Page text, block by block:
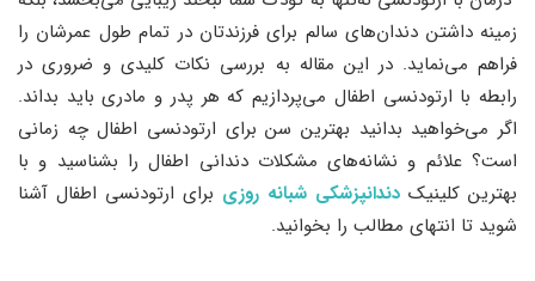
زمینه داشتن دندان‌های سالم برای فرزندتان در تمام طول عمرشان را
فراهم می‌نماید. در این مقاله به بررسی نکات کلیدی و ضروری در
رابطه با ارتودنسی اطفال می‌پردازیم که هر پدر و مادری باید بداند.
اگر می‌خواهید بدانید بهترین سن برای ارتودنسی اطفال چه زمانی
است؟ علائم و نشانه‌های مشکلات دندانی اطفال را بشناسید و با
بهترین کلینیک دندانپزشکی شبانه روزی برای ارتودنسی اطفال آشنا
شوید تا انتهای مطالب را بخوانید.